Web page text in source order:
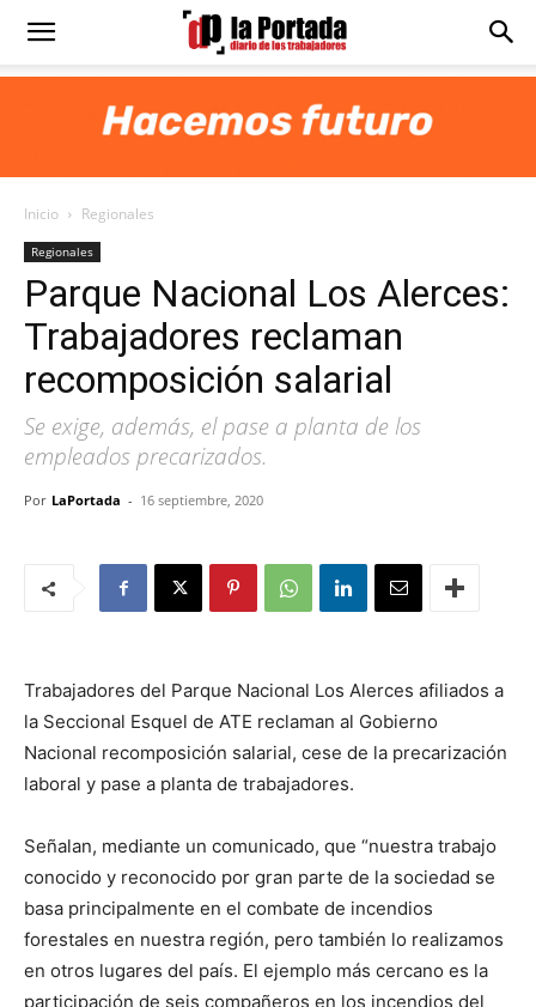
Diario
Portada
Inicio Regionales
Regionales
Parque Nacional Los Alerces:
Trabajadores reclaman
recomposición salarial
Se exige, además, el pase a planta de los
empleados precarizados.
Por LaPortada - 16 septiembre, 2020
Trabajadores del Parque Nacional Los Alerces afiliados a
la Seccional Esquel de ATE reclaman al Gobierno
Nacional recomposición salarial, cese de la precarización
laboral y pase a planta de trabajadores.
Señalan, mediante un comunicado, que “nuestra trabajo
conocido y reconocido por gran parte de la sociedad se
basa principalmente en el combate de incendios
forestales en nuestra región, pero también lo realizamos
en otros lugares del país. El ejemplo más cercano es la
participación de seis compañeros en los incendios del